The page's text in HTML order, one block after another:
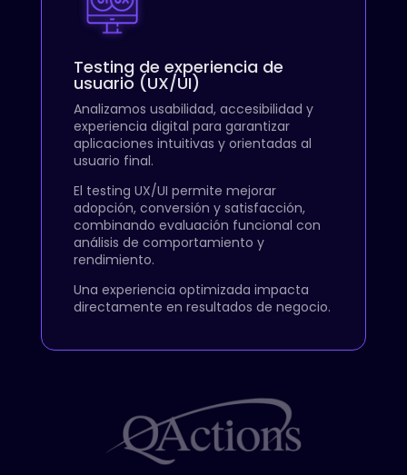
Testing de experiencia de
usuario (UX/UI)
Analizamos usabilidad, accesibilidad y
experiencia digital para garantizar
aplicaciones intuitivas y orientadas al
usuario final.
El testing UX/UI permite mejorar
adopción, conversión y satisfacción,
combinando evaluación funcional con
análisis de comportamiento y
rendimiento.
Una experiencia optimizada impacta
directamente en resultados de negocio.